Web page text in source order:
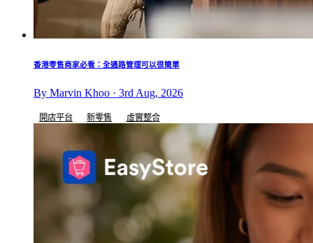
香港零售商家必看：全通路管理可以很簡單
By Marvin Khoo · 3rd Aug, 2026
開店平台 新零售 虛實整合